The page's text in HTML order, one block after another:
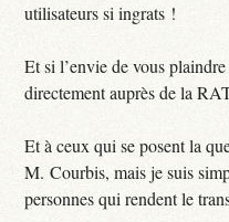
utilisateurs si ingrats !
Et si l’envie de vous
directement auprès de la
Et à ceux qui se posent la
M. Courbis, mais je suis
personnes qui rendent le